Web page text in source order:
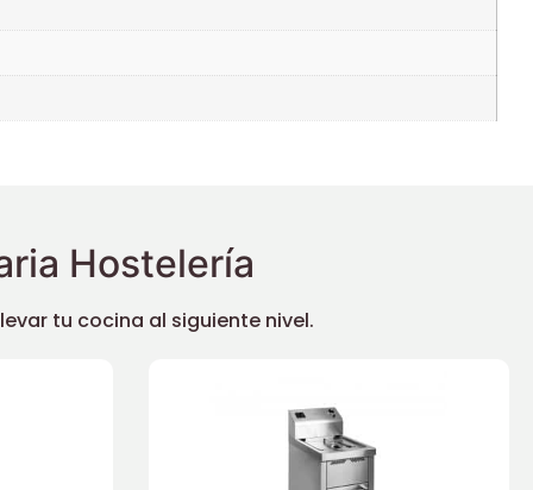
Hostelería
tu cocina al siguiente nivel.